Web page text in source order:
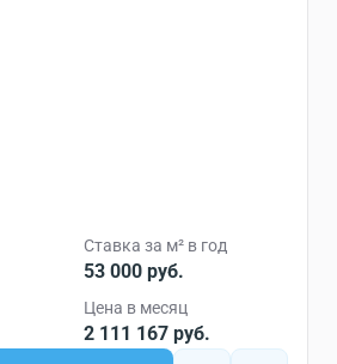
Ставка за м² в год
53 000 руб.
Цена в месяц
2 111 167 руб.